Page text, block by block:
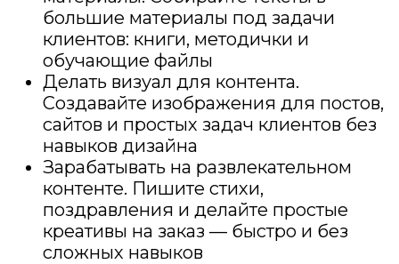
большие материалы под задачи
клиентов: книги, методички и
обучающие файлы
Делать визуал для контента.
Создавайте изображения для постов,
сайтов и простых задач клиентов без
навыков дизайна
Зарабатывать на развлекательном
контенте. Пишите стихи,
поздравления и делайте простые
креативы на заказ — быстро и без
сложных навыков